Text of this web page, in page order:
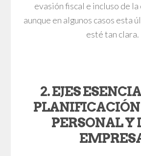
evasión fiscal e incluso de
aunque en algunos casos esta
esté tan clara.
2. EJES
PERSONAL Y